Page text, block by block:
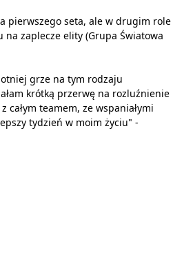
pierwszego seta, ale w drugim role
na zaplecze elity (Grupa Światowa
grze na tym rodzaju
krótką przerwę na rozluźnienie
całym teamem, ze wspaniałymi
tydzień w moim życiu" -